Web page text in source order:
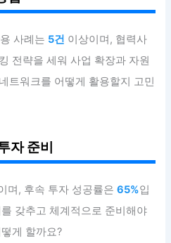
사례는 5건 이상이며, 협력사
전략을 세워 사업 확장과 자원
트워크를 어떻게 활용할지 고민
자 준비
며, 후속 투자 성공률은65%입
갖추고 체계적으로 준비해야
게 할까요?